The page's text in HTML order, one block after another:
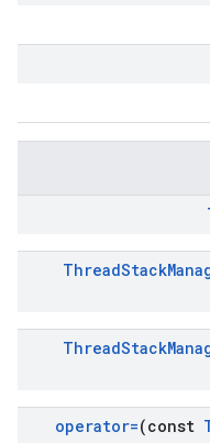
ThreadStack
ThreadStack
operator=(const